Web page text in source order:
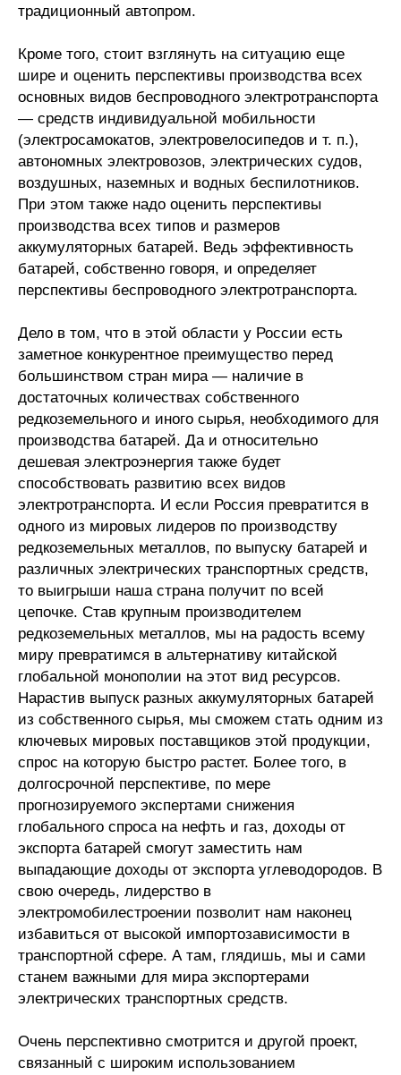
традиционный автопром.
Кроме того, стоит взглянуть на ситуацию еще
шире и оценить перспективы производства всех
основных видов беспроводного электротранспорта
— средств индивидуальной мобильности
(электросамокатов, электровелосипедов и т. п.),
автономных электровозов, электрических судов,
воздушных, наземных и водных беспилотников.
При этом также надо оценить перспективы
производства всех типов и размеров
аккумуляторных батарей. Ведь эффективность
батарей, собственно говоря, и определяет
перспективы беспроводного электротранспорта.
Дело в том, что в этой области у России есть
заметное конкурентное преимущество перед
большинством стран мира — наличие в
достаточных количествах собственного
редкоземельного и иного сырья, необходимого для
производства батарей. Да и относительно
дешевая электроэнергия также будет
способствовать развитию всех видов
электротранспорта. И если Россия превратится в
одного из мировых лидеров по производству
редкоземельных металлов, по выпуску батарей и
различных электрических транспортных средств,
то выигрыши наша страна получит по всей
цепочке. Став крупным производителем
редкоземельных металлов, мы на радость всему
миру превратимся в альтернативу китайской
глобальной монополии на этот вид ресурсов.
Нарастив выпуск разных аккумуляторных батарей
из собственного сырья, мы сможем стать одним из
ключевых мировых поставщиков этой продукции,
спрос на которую быстро растет. Более того, в
долгосрочной перспективе, по мере
прогнозируемого экспертами снижения
глобального спроса на нефть и газ, доходы от
экспорта батарей смогут заместить нам
выпадающие доходы от экспорта углеводородов. В
свою очередь, лидерство в
электромобилестроении позволит нам наконец
избавиться от высокой импортозависимости в
транспортной сфере. А там, глядишь, мы и сами
станем важными для мира экспортерами
электрических транспортных средств.
Очень перспективно смотрится и другой проект,
связанный с широким использованием